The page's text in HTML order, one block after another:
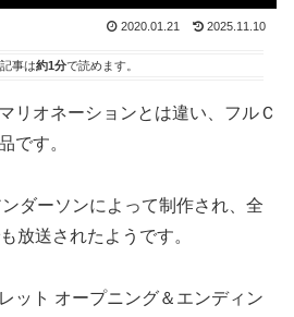
2020.01.21 2025.11.10
事は約1分で読めます。
リオネーションとは違い、フルＣ
です。
ダーソンによって制作され、全
放送されたようです。
ット オープニング＆エンディン